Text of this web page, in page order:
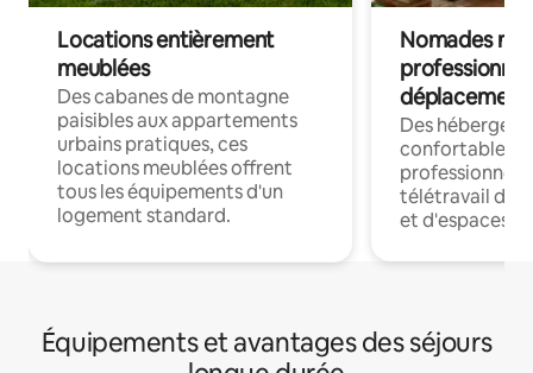
Locations entièrement
meublées
Des cabanes de montagne
paisibles aux appartements
urbains pratiques, ces
locations meublées offrent
tous les équipements d'un
logement standard.
Nomades
déplacement
Des
confortables
professionnels
télétravail
et d'espaces
Équipements et avantages des séjours